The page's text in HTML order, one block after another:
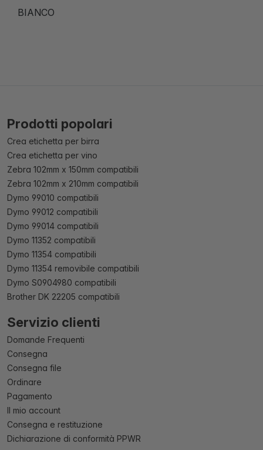
BIANCO
Prodotti popolari
Crea etichetta per birra
Crea etichetta per vino
Zebra 102mm x 150mm compatibili
Zebra 102mm x 210mm compatibili
Dymo 99010 compatibili
Dymo 99012 compatibili
Dymo 99014 compatibili
Dymo 11352 compatibili
Dymo 11354 compatibili
Dymo 11354 removibile compatibili
Dymo S0904980 compatibili
Brother DK 22205 compatibili
Servizio clienti
Domande Frequenti
Consegna
Consegna file
Ordinare
Pagamento
Il mio account
Consegna e restituzione
Dichiarazione di conformità PPWR